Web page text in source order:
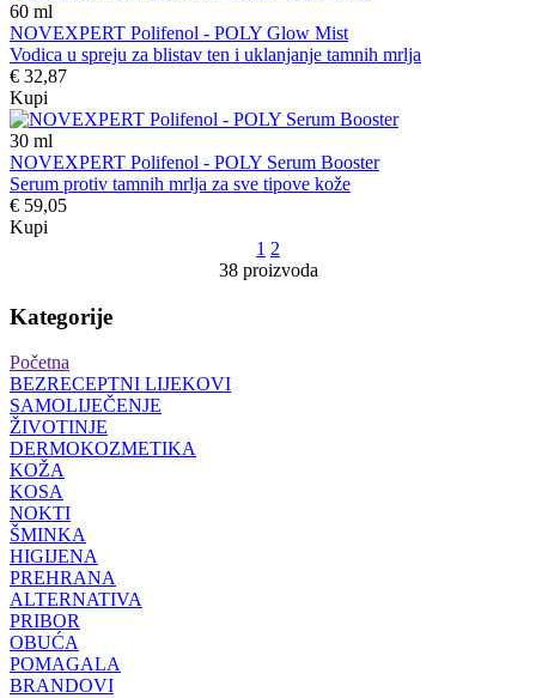
60 ml
NOVEXPERT Polifenol - POLY Glow Mist
Vodica u spreju za blistav ten i uklanjanje tamnih mrlja
€ 32,87
Kupi
30 ml
NOVEXPERT Polifenol - POLY Serum Booster
Serum protiv tamnih mrlja za sve tipove kože
€ 59,05
Kupi
1 2
38 proizvoda
Kategorije
Početna
BEZRECEPTNI LIJEKOVI
SAMOLIJEČENJE
ŽIVOTINJE
DERMOKOZMETIKA
KOŽA
KOSA
NOKTI
ŠMINKA
HIGIJENA
PREHRANA
ALTERNATIVA
PRIBOR
OBUĆA
POMAGALA
BRANDOVI